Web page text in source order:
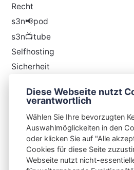
Recht
s3n📢pod
s3n📺tube
Selfhosting
Sicherheit
Thunderbird
Diese Webseite nutzt
verantwortlich
Wählen Sie Ihre bevorzugten
Auswahlmöglickeiten in den
oder klicken Sie auf "Alle
Cookies für diese Seite
Webseite nutzt nicht-